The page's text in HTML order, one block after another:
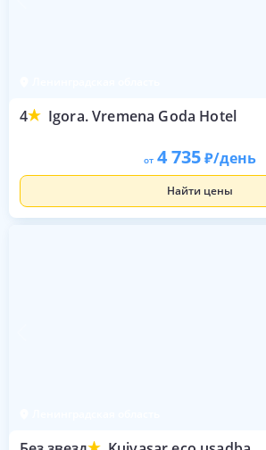
4 Igora. Vremena Goda Hotel
от 4 735 /день
Найти цены